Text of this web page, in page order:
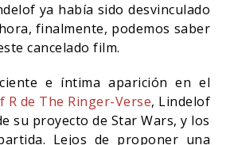
ya había sido desvinculado
finalmente, podemos saber
cancelado film.
e íntima aparición en el
R de The Ringer-Verse, Lindelof
su proyecto de Star Wars, y los
Lejos de proponer una